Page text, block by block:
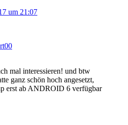
um 21:07
mal interessieren! und btw
ganz schön hoch angesetzt,
erst ab ANDROID 6 verfügbar